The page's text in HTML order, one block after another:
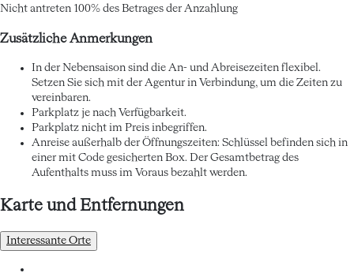
Nicht antreten 100% des Betrages der Anzahlung
Zusätzliche Anmerkungen
In der Nebensaison sind die An- und Abreisezeiten flexibel.
Setzen Sie sich mit der Agentur in Verbindung, um die Zeiten zu
vereinbaren.
Parkplatz je nach Verfügbarkeit.
Parkplatz nicht im Preis inbegriffen.
Anreise außerhalb der Öffnungszeiten: Schlüssel befinden sich in
einer mit Code gesicherten Box. Der Gesamtbetrag des
Aufenthalts muss im Voraus bezahlt werden.
Karte und Entfernungen
Interessante Orte